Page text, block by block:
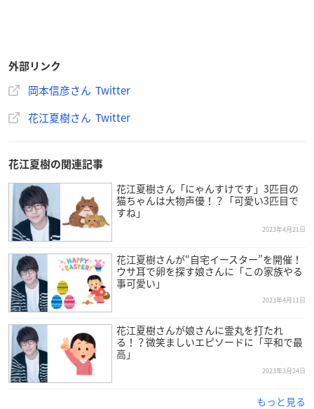
外部リンク
岡本信彦さん Twitter
花江夏樹さん Twitter
花江夏樹の関連記事
花江夏樹さん「にゃんすけです」3匹目の
猫ちゃんは大物声優！？「可愛い3匹目で
すね」
2023年4月21日
花江夏樹さんが“自宅イースター”を開催！
ウサ耳で卵を探す娘さんに「この家族やる
事可愛い」
2023年4月11日
花江夏樹さんが娘さんに霊丸を打たれ
る！？微笑ましいエピソードに「平和で最
高」
2023年3月24日
もっと見る